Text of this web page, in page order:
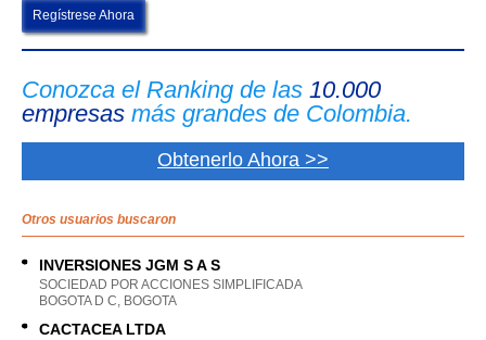
Regístrese Ahora
Conozca el Ranking de las 10.000
empresas más grandes de Colombia.
Obtenerlo Ahora >>
Otros usuarios buscaron
INVERSIONES JGM S A S
SOCIEDAD POR ACCIONES SIMPLIFICADA
BOGOTA D C, BOGOTA
CACTACEA LTDA